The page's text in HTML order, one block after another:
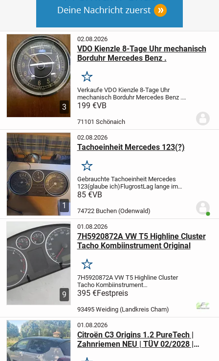
3
02.08.2026
VDO Kienzle 8-Tage Uhr mechanisch
Borduhr Mercedes Benz .
Merken
Verkaufe VDO Kienzle 8-Tage Uhr
mechanisch Borduhr Mercedes Benz .
Einbaudurchmesser beträgt 68mm.
Siehe Bilder.Preis plus Porto
199 €VB
71101 Schönaich
1
02.08.2026
Tachoeinheit Mercedes 123(?)
Merken
Gebrauchte Tachoeinheit Mercedes
123(glaube ich)FlugrostLag lange im
SpeicherAbholung, gern tagsüber, in
85 €VB
74722 Buchen (Odenwald)
9
01.08.2026
7H5920872A VW T5 Highline Cluster
Tacho Kombiinstrument Original
Merken
7H5920872A VW T5 Highline Cluster
Tacho Kombiinstrument
OriginalHerstellernummer:
7H5920872AHersteller:
VolkswagenOE/OEM
Referenznummer(n): 7H5920872A
stammt aus einem unfallfreien VW T5...
395 €Festpreis
93495 Weiding (Landkreis Cham)
01.08.2026
Citroën C3 Origins 1.2 PureTech |
Zahnriemen NEU | TÜV 02/2028 |